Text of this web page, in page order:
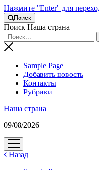
Нажмите "Enter" для
Поиск
Поиск Наша страна
Sample Page
Добавить новость
Контакты
Рубрики
Наша страна
09/08/2026
открыть
меню
Назад